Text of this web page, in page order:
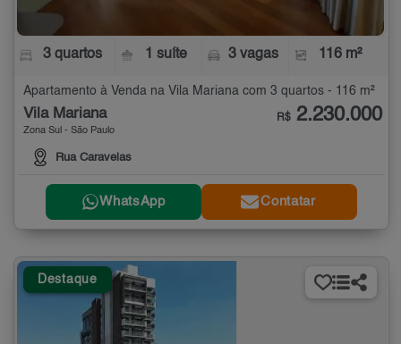
3 quartos 1 suíte 3 vagas 116 m²
Apartamento à Venda na Vila Mariana com 3 quartos - 116 m²
Vila Mariana
Zona Sul - São Paulo
Rua Caravelas
R$ 2.230.000
WhatsApp Contatar
Destaque